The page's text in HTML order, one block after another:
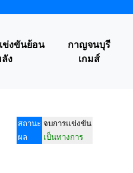
ข่งขันย้อน
ง
กาญจนบุรี
เกมส์
สถานะ จบการแข่งขัน
ผล
เป็นทางการ